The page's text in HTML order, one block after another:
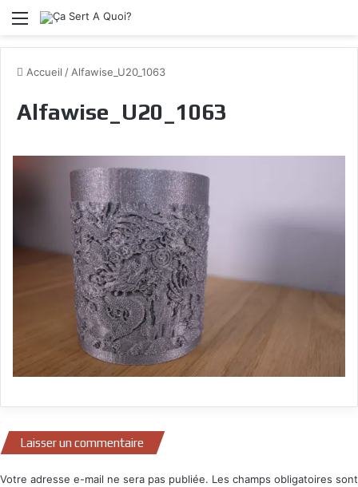
Menu
Accueil / Alfawise_U20_1063
Alfawise_U20_1063
Laisser un commentaire
Votre adresse e-mail ne sera pas publiée. Les champs obligatoires sont